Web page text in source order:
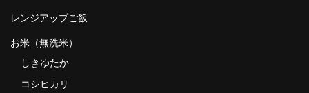
レンジアップご飯
お米（無洗米）
しきゆたか
コシヒカリ